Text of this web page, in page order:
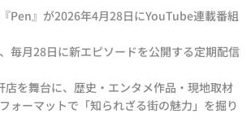
Pen』が2026年4月28日にYouTube連載番組
毎月28日に新エピソードを公開する定期配信
店を舞台に、歴史・エンタメ作品・現地取材
ォーマットで「知られざる街の魅力」を掘り